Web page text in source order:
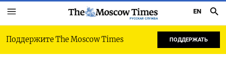
РУССКАЯ СЛУЖБА
EN
Поддержите The Moscow Times ПОДДЕРЖАТЬ